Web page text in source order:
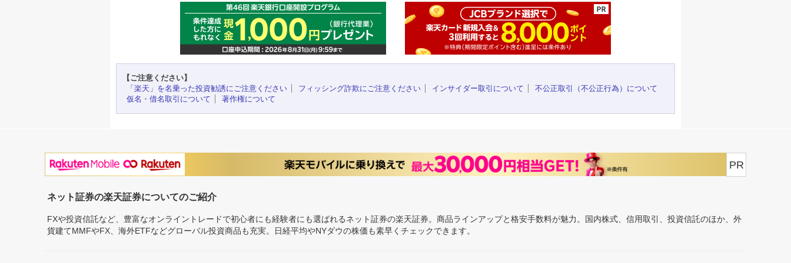
【ご注意ください】
「楽天」を名乗った投資勧誘にご注意ください
フィッシング詐欺にご注意ください インサイダー取引について
不公正取引（不公正行為）について
仮名・借名取引について
著作権について
PR
ネット証券の楽天証券についてのご紹介
FXや投資信託など、豊富なオンライントレードで初心者にも経験者にも選ばれるネット証券の楽天証券。商品ラインアップと格安手数料が魅力。国内株式、信用取引、投資信託のほか、外
貨建てMMFやFX、海外ETFなどグローバル投資商品も充実。日経平均やNYダウの株価も素早くチェックできます。